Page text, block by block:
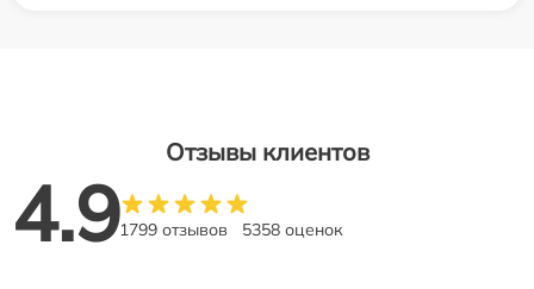
Отзывы клиентов
4.91799 отзывов 5358 оценок